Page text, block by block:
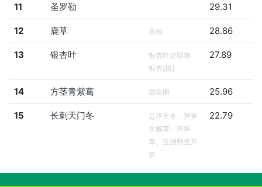
11 圣罗勒 29.31
12 鹿草 鹿根 28.86
13 银杏叶
银杏叶提取物、
银杏[植]
27.89
14 方茎青紫葛 翡翠阁 25.96
15 长刺天门冬
总序天冬、芦笋
大赖草、芦笋
草、亚洲野生芦
笋
22.79